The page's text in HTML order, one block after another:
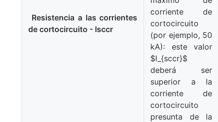
Resistencia a las corrientes
de cortocircuito - Isccr
corriente de
cortocircuito
(por ejemplo, 50
kA): este valor
$I_{sccr}$
deberá ser
superior a la
corriente de
cortocircuito
presunta de la